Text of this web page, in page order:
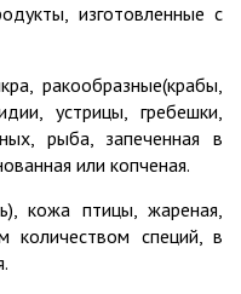
изготовленные с
ракообразные(крабы,
устрицы, гребешки,
рыба, запеченная в
или копченая.
кожа птицы, жареная,
количеством специй, в